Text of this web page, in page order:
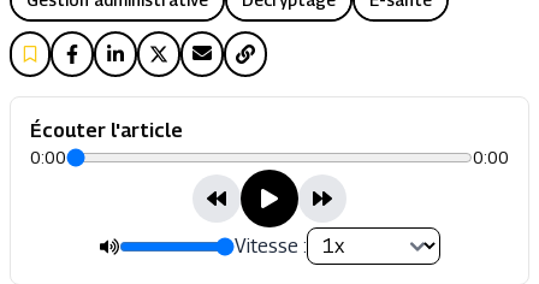
Écouter l'article
0:00 0:00
Vitesse :